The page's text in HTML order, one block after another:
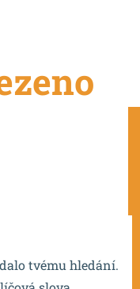
tvému hledání.